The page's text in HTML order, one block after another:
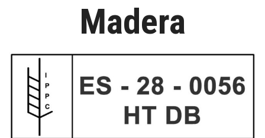
Madera